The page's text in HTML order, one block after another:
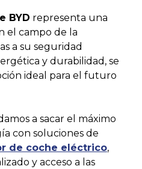
BYD representa una
el campo de la
a su seguridad
y durabilidad, se
ideal para el futuro
a sacar el máximo
con soluciones de
de coche eléctrico,
y acceso a las